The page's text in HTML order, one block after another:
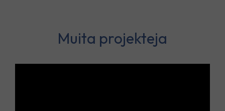
Muita projekteja